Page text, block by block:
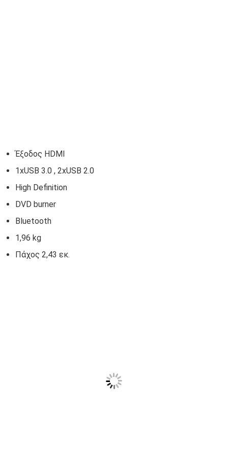
Έξοδος HDMI
1xUSB 3.0 , 2xUSB 2.0
High Definition
DVD burner
Bluetooth
1,96 kg
Πάχος 2,43 εκ.